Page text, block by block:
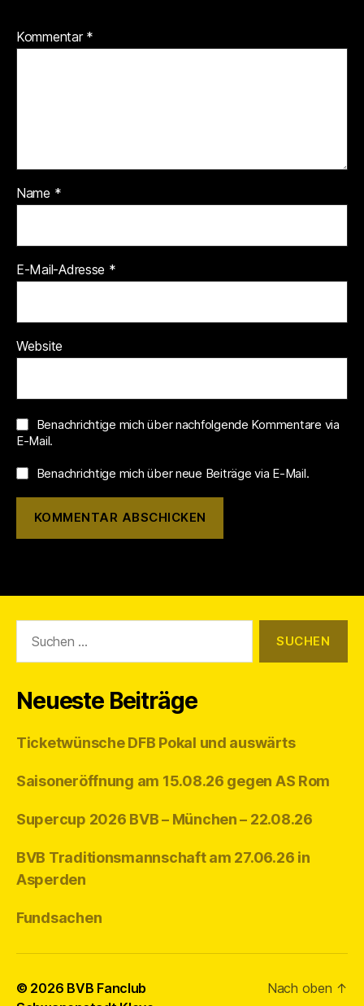
Kommentar *
Name *
E-Mail-Adresse *
Website
Benachrichtige mich über nachfolgende Kommentare via
E-Mail.
Benachrichtige mich über neue Beiträge via E-Mail.
nach:
Neueste Beiträge
Ticketwünsche DFB Pokal und auswärts
Saisoneröffnung am 15.08.26 gegen AS Rom
Supercup 2026 BVB – München – 22.08.26
BVB Traditionsmannschaft am 27.06.26 in
Asperden
Fundsachen
© 2026 BVB Fanclub
Nach oben ↑